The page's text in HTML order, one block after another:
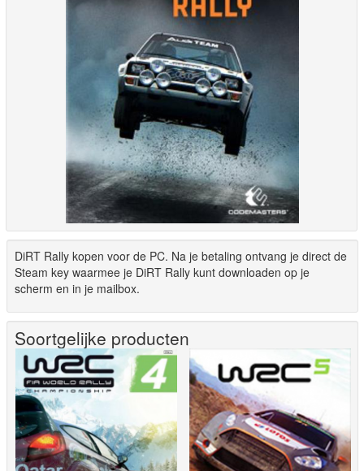
DiRT Rally kopen voor de PC. Na je betaling ontvang je direct de
Steam key waarmee je DiRT Rally kunt downloaden op je
scherm en in je mailbox.
Soortgelijke producten